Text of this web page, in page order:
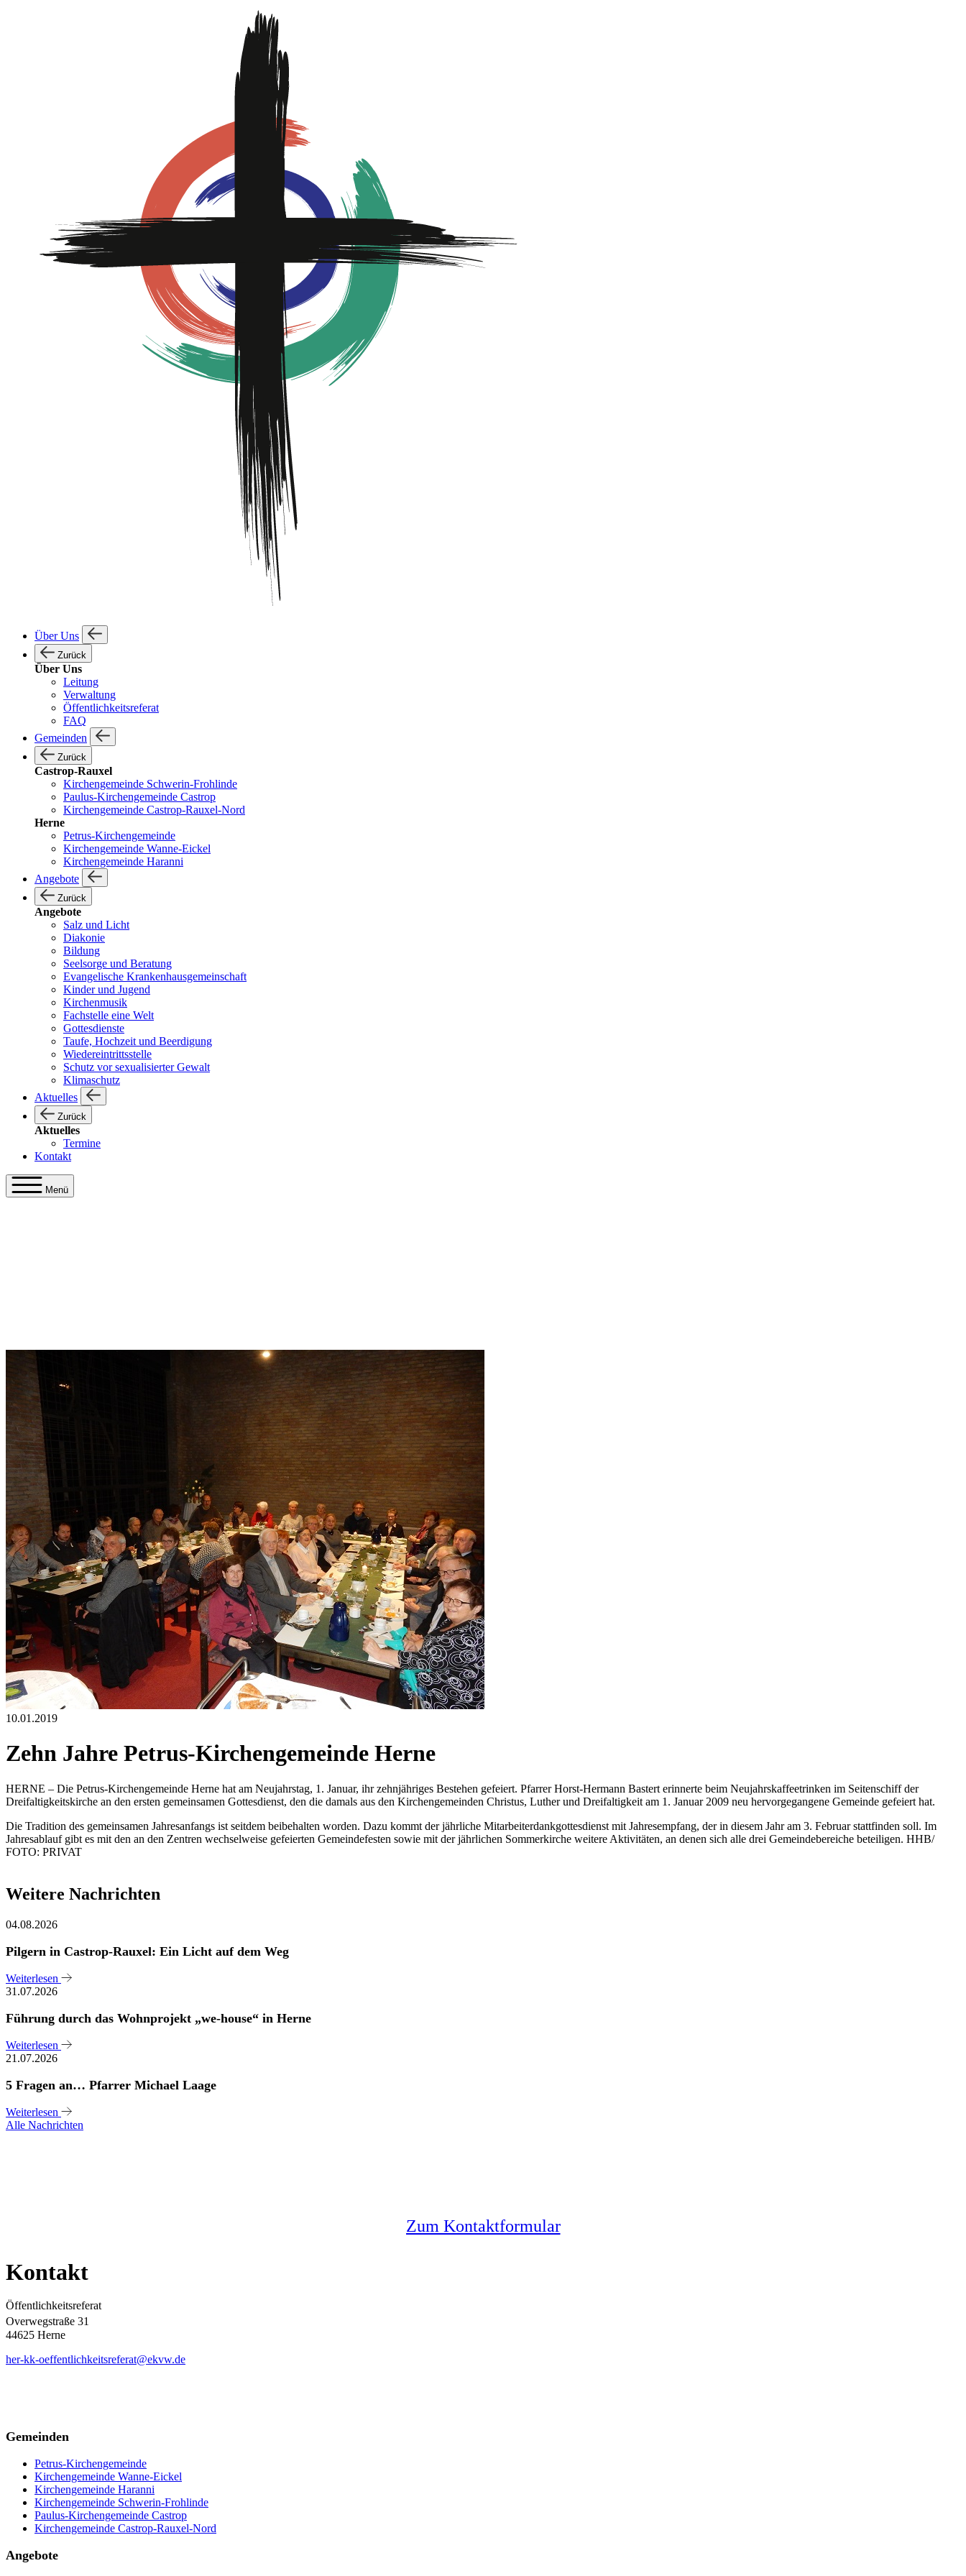
Über Uns
Zurück
Über Uns
Leitung
Verwaltung
Öffentlichkeitsreferat
FAQ
Gemeinden
Zurück
Castrop-Rauxel
Kirchengemeinde Schwerin-Frohlinde
Paulus-Kirchengemeinde Castrop
Kirchengemeinde Castrop-Rauxel-Nord
Herne
Petrus-Kirchengemeinde
Kirchengemeinde Wanne-Eickel
Kirchengemeinde Haranni
Angebote
Zurück
Angebote
Salz und Licht
Diakonie
Bildung
Seelsorge und Beratung
Evangelische Krankenhausgemeinschaft
Kinder und Jugend
Kirchenmusik
Fachstelle eine Welt
Gottesdienste
Taufe, Hochzeit und Beerdigung
Wiedereintrittsstelle
Schutz vor sexualisierter Gewalt
Klimaschutz
Aktuelles
Zurück
Aktuelles
Termine
Kontakt
Menü
10.01.2019
Zehn Jahre Petrus-Kirchengemeinde Herne
HERNE – Die Petrus-Kirchengemeinde Herne hat am Neujahrstag, 1. Januar, ihr zehnjähriges Bestehen gefeiert. Pfarrer Horst-Hermann Bastert erinnerte beim Neujahrskaffeetrinken im Seitenschiff der
Dreifaltigkeitskirche an den ersten gemeinsamen Gottesdienst, den die damals aus den Kirchengemeinden Christus, Luther und Dreifaltigkeit am 1. Januar 2009 neu hervorgegangene Gemeinde gefeiert hat.
Die Tradition des gemeinsamen Jahresanfangs ist seitdem beibehalten worden. Dazu kommt der jährliche Mitarbeiterdankgottesdienst mit Jahresempfang, der in diesem Jahr am 3. Februar stattfinden soll. Im
Jahresablauf gibt es mit den an den Zentren wechselweise gefeierten Gemeindefesten sowie mit der jährlichen Sommerkirche weitere Aktivitäten, an denen sich alle drei Gemeindebereiche beteiligen. HHB/
FOTO: PRIVAT
Weitere Nachrichten
04.08.2026
Pilgern in Castrop-Rauxel: Ein Licht auf dem Weg
Weiterlesen
31.07.2026
Führung durch das Wohnprojekt „we-house“ in Herne
Weiterlesen
21.07.2026
5 Fragen an… Pfarrer Michael Laage
Weiterlesen
Alle Nachrichten
Zum Kontaktformular
Kontakt
Öffentlichkeitsreferat
Overwegstraße 31
44625 Herne
her-kk-oeffentlichkeitsreferat@ekvw.de
Gemeinden
Petrus-Kirchengemeinde
Kirchengemeinde Wanne-Eickel
Kirchengemeinde Haranni
Kirchengemeinde Schwerin-Frohlinde
Paulus-Kirchengemeinde Castrop
Kirchengemeinde Castrop-Rauxel-Nord
Angebote